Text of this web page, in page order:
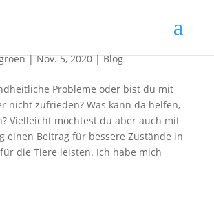
|Nov. 5, 2020|Blog
Probleme oder bist du mit
nicht zufrieden? Was kann da helfen,
Vielleicht möchtest du aber auch mit
einen Beitrag für bessere Zustände in
die Tiere leisten. Ich habe mich